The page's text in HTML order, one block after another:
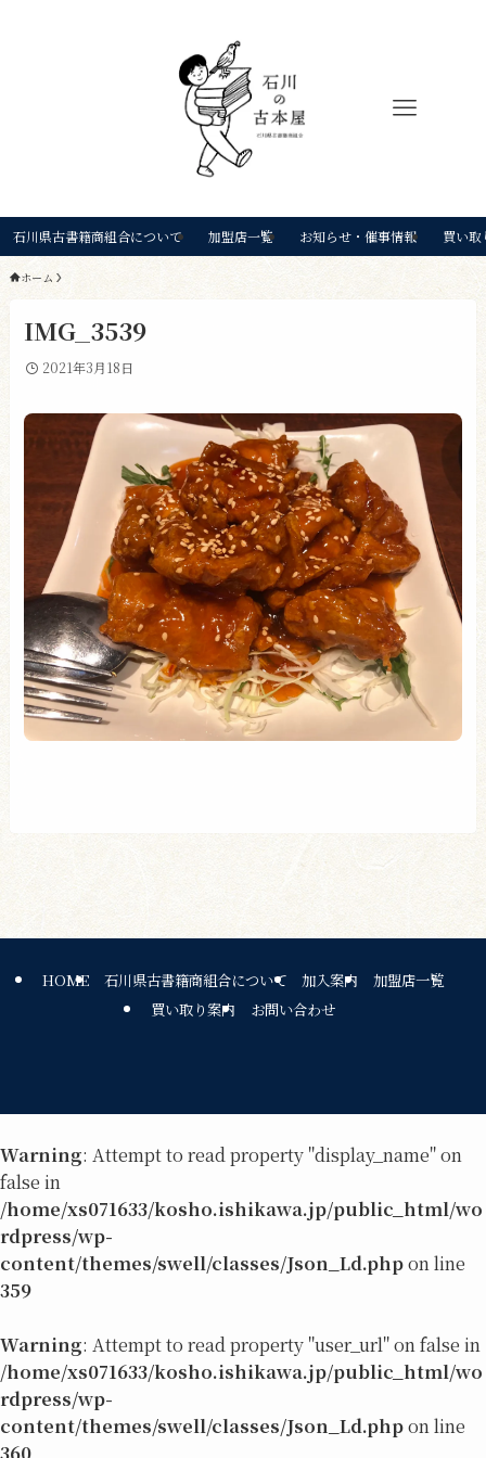
石川県古書籍商組合について 加盟店一覧 お知らせ・催事情報 買い取
ホーム
IMG_3539
2021年3月18日
HOME 石川県古書籍商組合について 加入案内
加盟店一覧
買い取り案内
お問い合わせ
Warning: Attempt to read property "display_name" on
false in
/home/xs071633/kosho.ishikawa.jp/public_html/wo
rdpress/wp-
content/themes/swell/classes/Json_Ld.phpon line
359
Warning: Attempt to read property "user_url" on false in
/home/xs071633/kosho.ishikawa.jp/public_html/wo
rdpress/wp-
content/themes/swell/classes/Json_Ld.phpon line
360